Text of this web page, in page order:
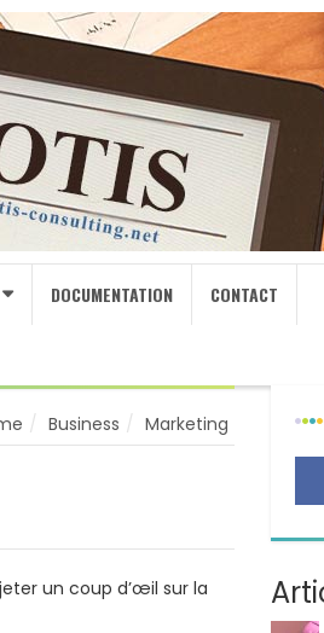
DOCUMENTATION CONTACT
Business Marketing
un coup d’œil sur la